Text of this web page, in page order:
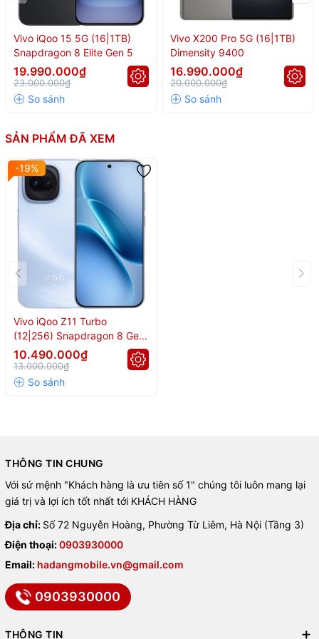
🏆iQOO Z11 Turbo –
Snapdragon 8 Gen 5,
3.264.376 điểm
AnTuTu | Giá Tốt Tại
Hà Đăng Mobile
Bạn đang tìm kiếm mộtsmartphone hiệu năng khủng – pin trâu –
camera 200MP – giá cực tốt
chính là lựa chọn đáng cân nhắc nhất phân khúc
Hà Đăng Mobile.
⚡ Hiệu năng bứt phá với
Snapdragon 8 Gen 5 –
xuất trên tiến trình 3nm, gồm:
🔹 8 nhân CPU Oryon xung nhịp tối đa 3.84GHz
🔹 GPU Adreno thế hệ mới do Qualcomm phát triển
🔹 Hiệu năng CPU tăng 36%, GPU tăng 11% so với thế hệ
trước
👉Điểm AnTuTu đạt 3.264.376
như PUBG, Genshin Impact, Call of Duty Mobile ở mức thiết lập
Vivo iQoo 15 5G (16|1TB)
Snapdragon 8 Elite Gen 5
19.990.000₫
23.000.000₫
Vivo X200 Pro 5G (16|1TB)
Dimensity 9400
16.990.000₫
20.000.000₫
SẢN PHẨM ĐÃ XEM
-19%
Vivo iQoo Z11 Turbo
(12|256) Snapdragon 8 Gen
5 - Pin 7.600mAh
10.490.000₫
13.000.000₫
THÔNG TIN CHUNG
Với sứ mệnh "Khách hàng là ưu tiên số 1" chúng tôi luôn mang lại
giá trị và lợi ích tốt nhất tới KHÁCH HÀNG
Địa chỉ: Số 72 Nguyễn Hoàng, Phường Từ Liêm, Hà Nội (Tầng 3)
Điện thoại:0903930000
Email: hadangmobile.vn@gmail.com
0903930000
THÔNG TIN